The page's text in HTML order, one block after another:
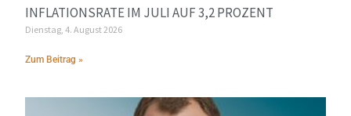
INFLATIONSRATE IM JULI AUF 3,2 PROZENT
Dienstag, 4. August 2026
Zum Beitrag »